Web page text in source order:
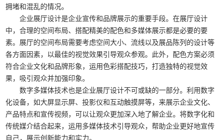
拥堵和混乱的情况。
企业展厅设计是企业宣传和品牌展示的重要手段。在展厅设计
中，合理的空间布局、搭配精美的配色和多媒体展示都是必要的要
素。展厅的空间布局需要考虑空间大小、流线以及展品陈列的设计等
各方面因素，以最佳的视觉效果引导观众参观。此外，配色方案必须
符合企业文化和品牌形象，运用色彩搭配技巧，打造独特的视觉效
果，吸引观众并加强印象。
数字多媒体技术也是企业展厅设计不可或缺的一部分。利用数字
化设备，如大屏显示屏、投影仪和互动触摸屏等，来展示企业文化、
产品特点和宣传视频，可以让观众更加深入地了解企业。将数字化和
传统媒介结合起来，运用多媒体技术引导观众，帮助企业更好地宣传
自己，展示创新能力和实力。